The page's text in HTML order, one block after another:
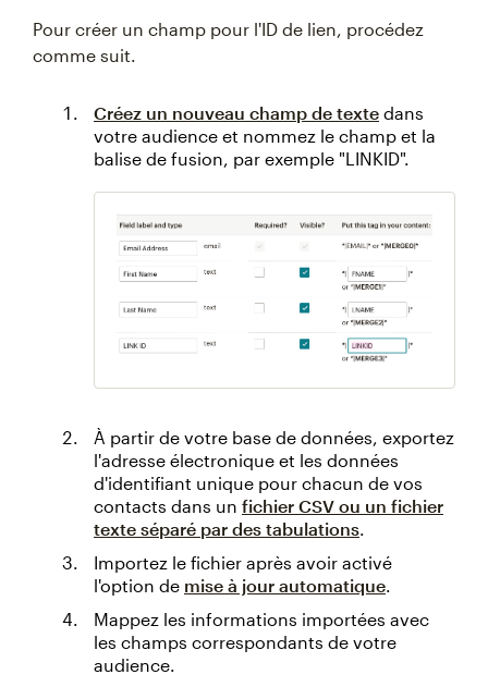
Pour créer un champ pour l'ID de lien, procédez
comme suit.
Créez un nouveau champ de texte dans
votre audience et nommez le champ et la
balise de fusion, par exemple "LINKID".
À partir de votre base de données, exportez
l'adresse électronique et les données
d'identifiant unique pour chacun de vos
contacts dans un fichier CSV ou un fichier
texte séparé par des tabulations.
Importez le fichier après avoir activé
l'option de mise à jour automatique.
Mappez les informations importées avec
les champs correspondants de votre
audience.